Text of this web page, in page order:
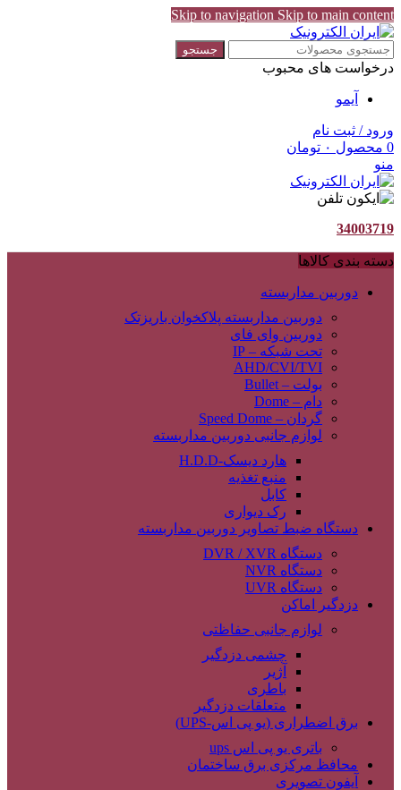
Skip to navigation Skip to main content
جستجو
درخواست های محبوب
آیمو
ورود / ثبت نام
0 محصول ۰ تومان
منو
34003719
دسته بندی کالاها
دوربین مداربسته
دوربین مداربسته پلاکخوان باریزتک
دوربین وای فای
تحت شبکه – IP
AHD/CVI/TVI
بولت – Bullet
دام – Dome
گردان – Speed Dome
لوازم جانبی دوربین مداربسته
هارد دیسک-H.D.D
منبع تغذیه
کابل
رک دیواری
دستگاه ضبط تصاویر دوربین مداربسته
دستگاه DVR / XVR
دستگاه NVR
دستگاه UVR
دزدگیر اماکن
لوازم جانبی حفاظتی
چشمی دزدگیر
آژیر
باطری
متعلقات دزدگیر
برق اضطراری (یو پی اس-UPS)
باتری یو پی اس ups
محافظ مرکزی برق ساختمان
آیفون تصویری